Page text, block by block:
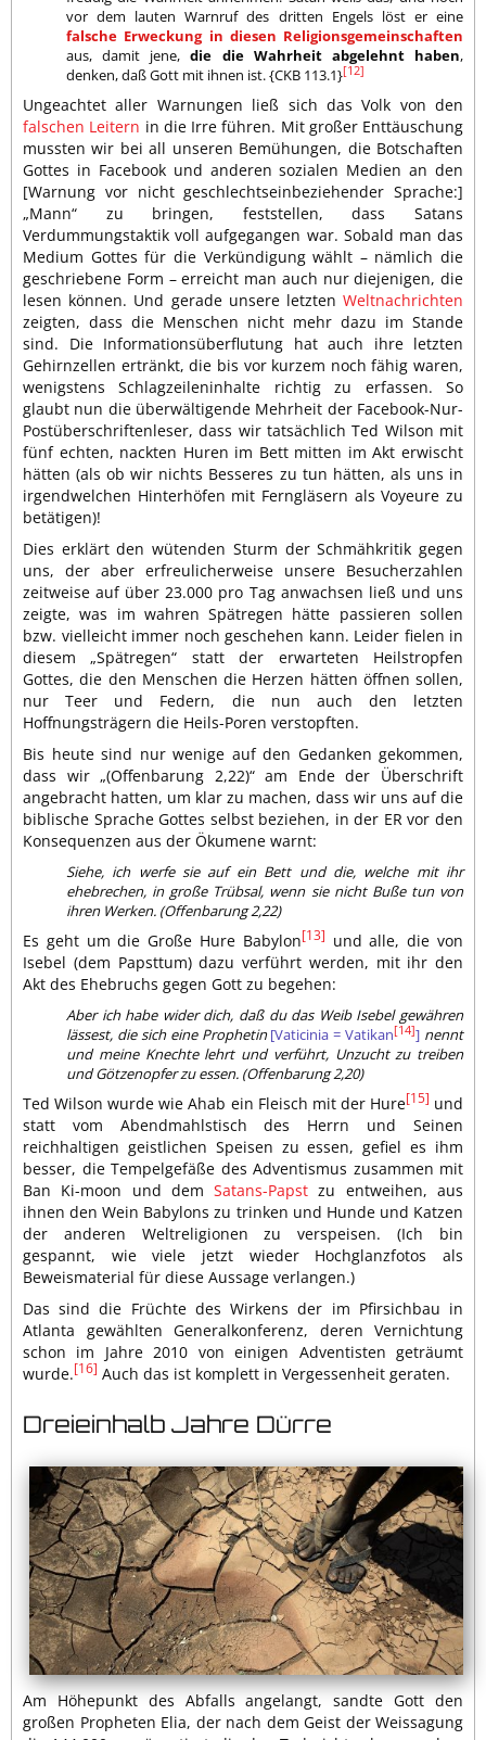
vor dem lauten Warnruf des dritten Engels löst er eine
falsche Erweckung in diesen Religionsgemeinschaften
aus, damit jene,die die Wahrheit abgelehnt haben,
denken, daß Gott mit ihnen ist. {CKB 113.1}[12]
Ungeachtet aller Warnungen ließ sich das Volk von den
falschen Leitern in die Irre führen. Mit großer Enttäuschung
mussten wir bei all unseren Bemühungen, die Botschaften
Gottes in Facebook und anderen sozialen Medien an den
[Warnung vor nicht geschlechtseinbeziehender Sprache:]
„Mann“ zu bringen, feststellen, dass Satans
Verdummungstaktik voll aufgegangen war. Sobald man das
Medium Gottes für die Verkündigung wählt – nämlich die
geschriebene Form – erreicht man auch nur diejenigen, die
lesen können. Und gerade unsere letzten Weltnachrichten
zeigten, dass die Menschen nicht mehr dazu im Stande
sind. Die Informationsüberflutung hat auch ihre letzten
Gehirnzellen ertränkt, die bis vor kurzem noch fähig waren,
wenigstens Schlagzeileninhalte richtig zu erfassen. So
glaubt nun die überwältigende Mehrheit der Facebook-Nur-
Postüberschriftenleser, dass wir tatsächlich Ted Wilson mit
fünf echten, nackten Huren im Bett mitten im Akt erwischt
hätten (als ob wir nichts Besseres zu tun hätten, als uns in
irgendwelchen Hinterhöfen mit Ferngläsern als Voyeure zu
betätigen)!
Dies erklärt den wütenden Sturm der Schmähkritik gegen
uns, der aber erfreulicherweise unsere Besucherzahlen
zeitweise auf über 23.000 pro Tag anwachsen ließ und uns
zeigte, was im wahren Spätregen hätte passieren sollen
bzw. vielleicht immer noch geschehen kann. Leider fielen in
diesem „Spätregen“ statt der erwarteten Heilstropfen
Gottes, die den Menschen die Herzen hätten öffnen sollen,
nur Teer und Federn, die nun auch den letzten
Hoffnungsträgern die Heils-Poren verstopften.
Bis heute sind nur wenige auf den Gedanken gekommen,
dass wir „(Offenbarung 2,22)“ am Ende der Überschrift
angebracht hatten, um klar zu machen, dass wir uns auf die
biblische Sprache Gottes selbst beziehen, in der ER vor den
Konsequenzen aus der Ökumene warnt:
Siehe, ich werfe sie auf ein Bett und die, welche mit ihr
ehebrechen, in große Trübsal, wenn sie nicht Buße tun von
ihren Werken. (Offenbarung 2,22)
Es geht um die Große Hure Babylon[13] und alle, die von
Isebel (dem Papsttum) dazu verführt werden, mit ihr den
Akt des Ehebruchs gegen Gott zu begehen:
Aber ich habe wider dich, daß du das Weib Isebel gewähren
lässest, die sich eine Prophetin[Vaticinia = Vatikan[14]] nennt
und meine Knechte lehrt und verführt, Unzucht zu treiben
und Götzenopfer zu essen. (Offenbarung 2,20)
Ted Wilson wurde wie Ahab ein Fleisch mit der Hure[15] und
statt vom Abendmahlstisch des Herrn und Seinen
reichhaltigen geistlichen Speisen zu essen, gefiel es ihm
besser, die Tempelgefäße des Adventismus zusammen mit
Ban Ki-moon und demSatans-Papst zu entweihen, aus
ihnen den Wein Babylons zu trinken und Hunde und Katzen
der anderen Weltreligionen zu verspeisen. (Ich bin
gespannt, wie viele jetzt wieder Hochglanzfotos als
Beweismaterial für diese Aussage verlangen.)
Das sind die Früchte des Wirkens der im Pfirsichbau in
Atlanta gewählten Generalkonferenz, deren Vernichtung
schon im Jahre 2010 von einigen Adventisten geträumt
wurde.[16] Auch das ist komplett in Vergessenheit geraten.
Drei­ein­halb Jahre Dürre
Am Höhepunkt des Abfalls angelangt, sandte Gott den
großen Propheten Elia, der nach dem Geist der Weissagung